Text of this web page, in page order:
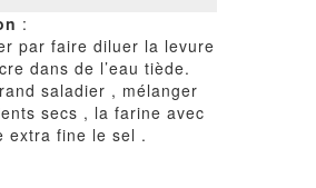
:
par faire diluer la levure
dans de l’eau tiède.
saladier , mélanger
secs , la farine avec
extra fine le sel .